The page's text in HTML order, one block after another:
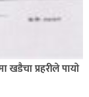
खडैचा प्रहरीले पायाे